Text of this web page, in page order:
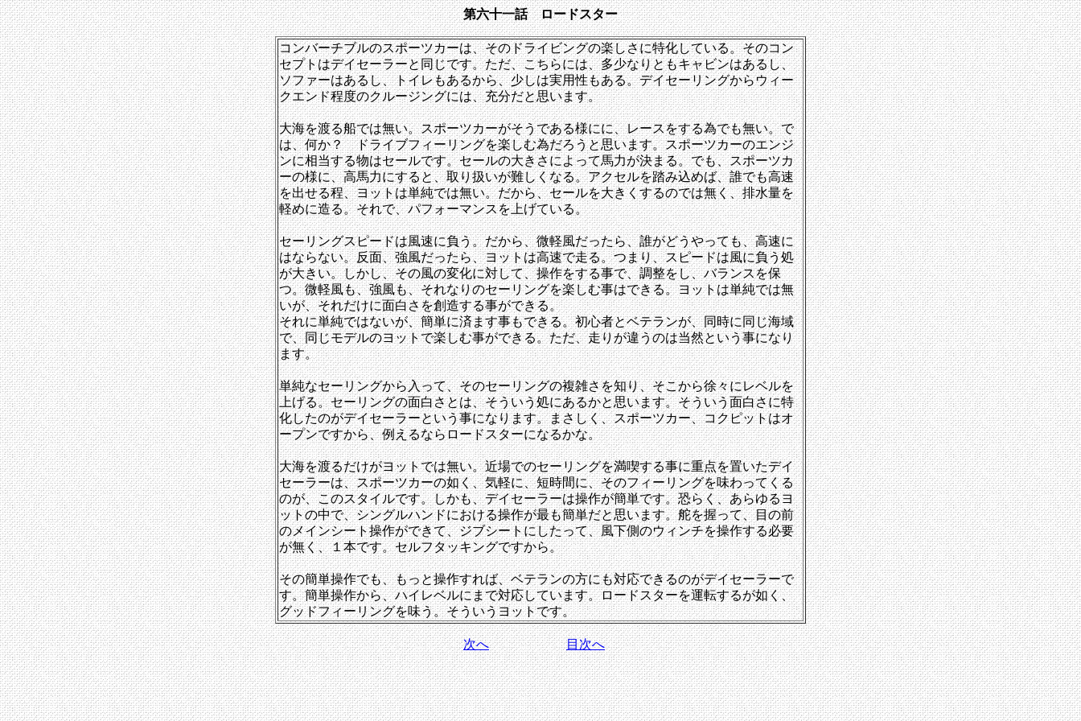
第六十一話 ロードスター
コンバーチブルのスポーツカーは、そのドライビングの楽しさに特化している。そのコン
セプトはデイセーラーと同じです。ただ、こちらには、多少なりともキャビンはあるし、
ソファーはあるし、トイレもあるから、少しは実用性もある。デイセーリングからウィー
クエンド程度のクルージングには、充分だと思います。
大海を渡る船では無い。スポーツカーがそうである様にに、レースをする為でも無い。で
は、何か？ ドライブフィーリングを楽しむ為だろうと思います。スポーツカーのエンジ
ンに相当する物はセールです。セールの大きさによって馬力が決まる。でも、スポーツカ
ーの様に、高馬力にすると、取り扱いが難しくなる。アクセルを踏み込めば、誰でも高速
を出せる程、ヨットは単純では無い。だから、セールを大きくするのでは無く、排水量を
軽めに造る。それで、パフォーマンスを上げている。
セーリングスピードは風速に負う。だから、微軽風だったら、誰がどうやっても、高速に
はならない。反面、強風だったら、ヨットは高速で走る。つまり、スピードは風に負う処
が大きい。しかし、その風の変化に対して、操作をする事で、調整をし、バランスを保
つ。微軽風も、強風も、それなりのセーリングを楽しむ事はできる。ヨットは単純では無
いが、それだけに面白さを創造する事ができる。
それに単純ではないが、簡単に済ます事もできる。初心者とベテランが、同時に同じ海域
で、同じモデルのヨットで楽しむ事ができる。ただ、走りが違うのは当然という事になり
ます。
単純なセーリングから入って、そのセーリングの複雑さを知り、そこから徐々にレベルを
上げる。セーリングの面白さとは、そういう処にあるかと思います。そういう面白さに特
化したのがデイセーラーという事になります。まさしく、スポーツカー、コクピットはオ
ープンですから、例えるならロードスターになるかな。
大海を渡るだけがヨットでは無い。近場でのセーリングを満喫する事に重点を置いたデイ
セーラーは、スポーツカーの如く、気軽に、短時間に、そのフィーリングを味わってくる
のが、このスタイルです。しかも、デイセーラーは操作が簡単です。恐らく、あらゆるヨ
ットの中で、シングルハンドにおける操作が最も簡単だと思います。舵を握って、目の前
のメインシート操作ができて、ジブシートにしたって、風下側のウィンチを操作する必要
が無く、１本です。セルフタッキングですから。
その簡単操作でも、もっと操作すれば、ベテランの方にも対応できるのがデイセーラーで
す。簡単操作から、ハイレベルにまで対応しています。ロードスターを運転するが如く、
グッドフィーリングを味う。そういうヨットです。
次へ 目次へ